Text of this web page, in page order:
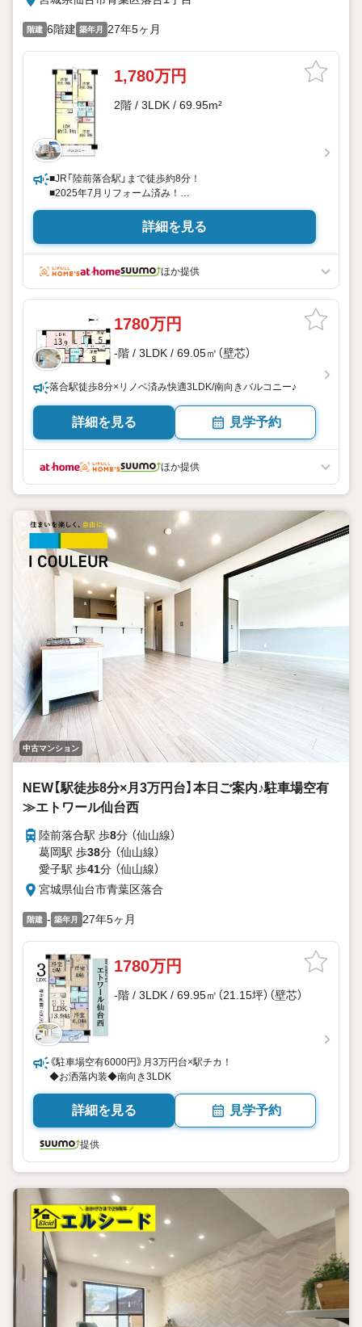
階建 6階建 築年月 27年5ヶ月
1,780万円
2階 / 3LDK / 69.95m²
■JR「陸前落合駅」まで徒歩約8分！
■2025年7月リフォーム済み！
永大ハウス工業の強み
仙台市を中心に宮城県内の多数店舗で展開中！
こちらでは当社の強みを大きく2つに分けてご紹介！
1.
＜豊富な不動産知識＞
さらに教育施設や商業施設、子育て環境や行政などの地域情
報を総合し、
お客様により良い物件選びをしていただけるよう、しっかり
とサポートさせていただきます。
2.
当社では【購入】【売却】【引っ越し】【リフォーム】など住宅に関
する様々なご相談はもちろん、
ご購入時に気になる住宅ローンや各種税金についても、誠心
各店舗ではキッズスペースも完備！お子様連れのご家族皆様
で、ぜひお越しください。
あり）
現地のご案内も可能ですので、どうぞお気軽にお問い合わせ
詳細を見る
ほか提供
1780万円
-階 / 3LDK / 69.05㎡（壁芯）
落合駅徒歩8分×リノベ済み快適3LDK/南向きバルコニー♪
詳細を見る 見学予約
ほか提供
中古マンション
NEW【駅徒歩8分×月3万円台】本日ご案内♪駐車場空有
≫エトワール仙台西
陸前落合駅 歩8分 （仙山線）
葛岡駅 歩38分 （仙山線）
愛子駅 歩41分 （仙山線）
宮城県仙台市青葉区落合
階建 - 築年月 27年5ヶ月
1780万円
-階 / 3LDK / 69.95㎡（21.15坪）（壁芯）
《駐車場空有6000円》月3万円台×駅チカ！
◆お洒落内装◆南向き3LDK
詳細を見る 見学予約
提供